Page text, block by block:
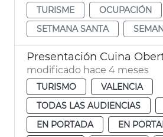
TURISME
OCUPACIÓN
SETMANA SANTA
modificado hace 4 meses
TURISMO
VALENCIA
TODAS LAS AUDIENCIAS
EN PORTADA
EN